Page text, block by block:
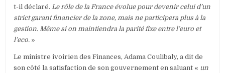
t-il déclaré.Le rôle de la France évolue pour devenir celui d’un
strict garant financier de la zone, mais ne participera plus à la
gestion. Même si on maintiendra la parité fixe entre l’euro et
l’eco. »
Le ministre ivoirien des Finances, Adama Coulibaly, a dit de
son côté la satisfaction de son gouvernement en saluant « un